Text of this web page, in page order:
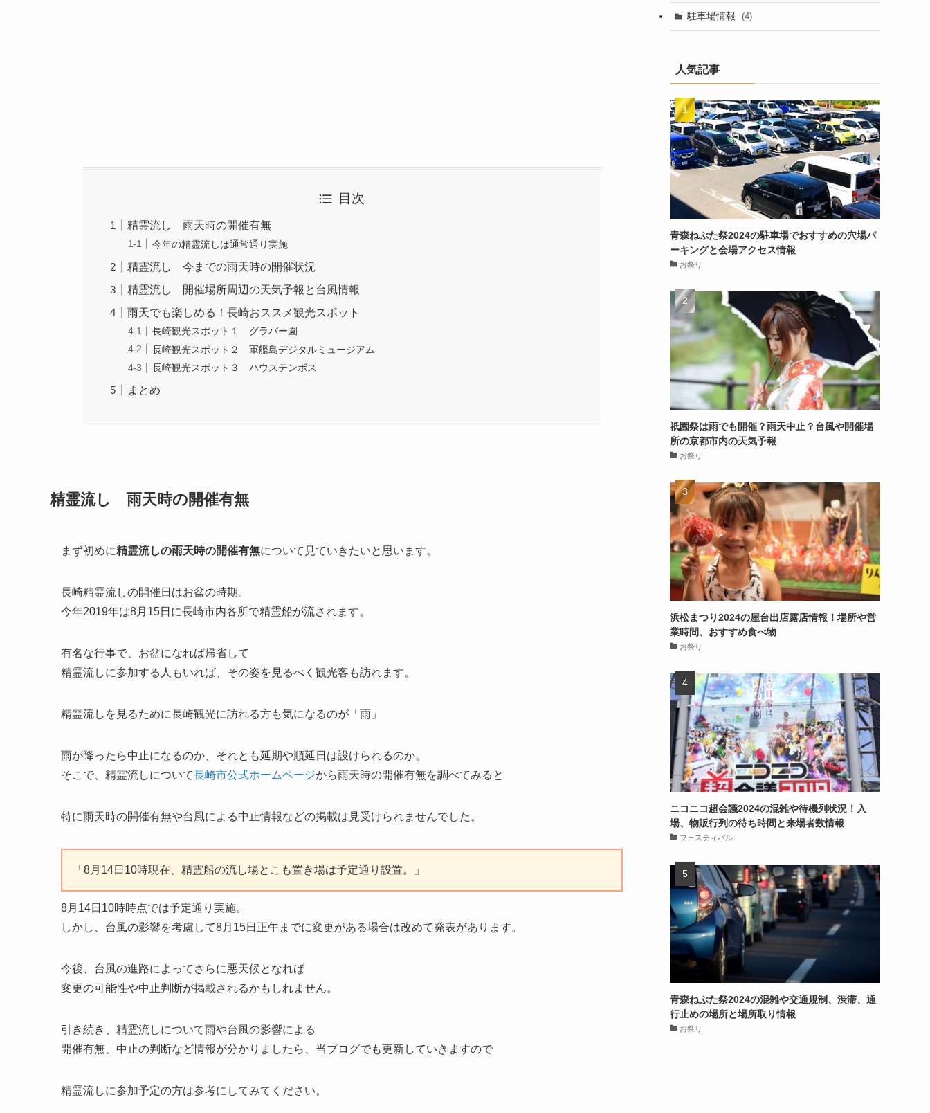
目次
精霊流し 雨天時の開催有無
今年の精霊流しは通常通り実施
精霊流し 今までの雨天時の開催状況
精霊流し 開催場所周辺の天気予報と台風情報
雨天でも楽しめる！長崎おススメ観光スポット
長崎観光スポット１ グラバー園
長崎観光スポット２ 軍艦島デジタルミュージアム
長崎観光スポット３ ハウステンボス
まとめ
精霊流し 雨天時の開催有無
まず初めに精霊流しの雨天時の開催有無について見ていきたいと思います。
長崎精霊流しの開催日はお盆の時期。
今年2019年は8月15日に長崎市内各所で精霊船が流されます。
有名な行事で、お盆になれば帰省して
精霊流しに参加する人もいれば、その姿を見るべく観光客も訪れます。
精霊流しを見るために長崎観光に訪れる方も気になるのが「雨」
雨が降ったら中止になるのか、それとも延期や順延日は設けられるのか。
そこで、精霊流しについて長崎市公式ホームページから雨天時の開催有無を調べてみると
特に雨天時の開催有無や台風による中止情報などの掲載は見受けられませんでした。
「8月14日10時現在、精霊船の流し場とこも置き場は予定通り設置。」
8月14日10時時点では予定通り実施。
しかし、台風の影響を考慮して8月15日正午までに変更がある場合は改めて発表があります。
今後、台風の進路によってさらに悪天候となれば
変更の可能性や中止判断が掲載されるかもしれません。
引き続き、精霊流しについて雨や台風の影響による
開催有無、中止の判断など情報が分かりましたら、当ブログでも更新していきますので
精霊流しに参加予定の方は参考にしてみてください。
駐車場情報 (4)
人気記事
青森ねぶた祭2024の駐車場でおすすめの穴場パ
ーキングと会場アクセス情報
お祭り
祇園祭は雨でも開催？雨天中止？台風や開催場
所の京都市内の天気予報
お祭り
浜松まつり2024の屋台出店露店情報！場所や営
業時間、おすすめ食べ物
お祭り
ニコニコ超会議2024の混雑や待機列状況！入
場、物販行列の待ち時間と来場者数情報
フェスティバル
青森ねぶた祭2024の混雑や交通規制、渋滞、通
行止めの場所と場所取り情報
お祭り